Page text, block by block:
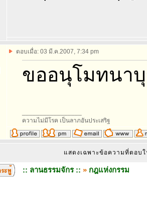
ตอบเมื่อ: 03 มี.ค.2007, 7:34 pm
ขออนุโมทนา
ความไม่มีโรค เป็นลาภอันประเสริฐ
แสดงเฉพาะข้อความที่ตอบ
:: ลานธรรมจักร :: » กฎแห่งกรรม